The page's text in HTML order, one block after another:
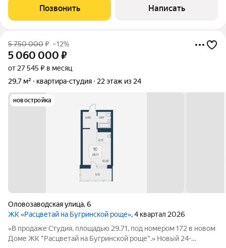
установлен кондиционер, а вся мебель остается новому
владельцу. ЖК обеспечен развитой
Позвонить Написать
5 750 000₽ –12%
5 060 000 ₽
от 27 545 ₽ в месяц
29,7 м²
квартира-студия 22 этаж из 24
новостройка
Оловозаводская улица,6
ЖК «Расцветай на Бугринской роще», 4 квартал 2026
«В продаже Студия, площадью 29.71, под номером 172 в новом
Доме ЖК "Расцветай на Бугринской роще".» Новый 24-